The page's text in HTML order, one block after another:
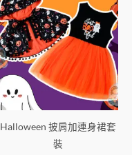
Halloween 披肩加連身裙套
裝
有
多
種
款
可
在
產